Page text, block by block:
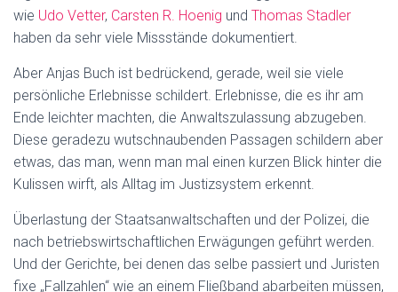
wie Udo Vetter, Carsten R. Hoenig und Thomas Stadler
haben da sehr viele Missstände dokumentiert.
Aber Anjas Buch ist bedrückend, gerade, weil sie viele
persönliche Erlebnisse schildert. Erlebnisse, die es ihr am
Ende leichter machten, die Anwaltszulassung abzugeben.
Diese geradezu wutschnaubenden Passagen schildern aber
etwas, das man, wenn man mal einen kurzen Blick hinter die
Kulissen wirft, als Alltag im Justizsystem erkennt.
Überlastung der Staatsanwaltschaften und der Polizei, die
nach betriebswirtschaftlichen Erwägungen geführt werden.
Und der Gerichte, bei denen das selbe passiert und Juristen
fixe „Fallzahlen“ wie an einem Fließband abarbeiten müssen,